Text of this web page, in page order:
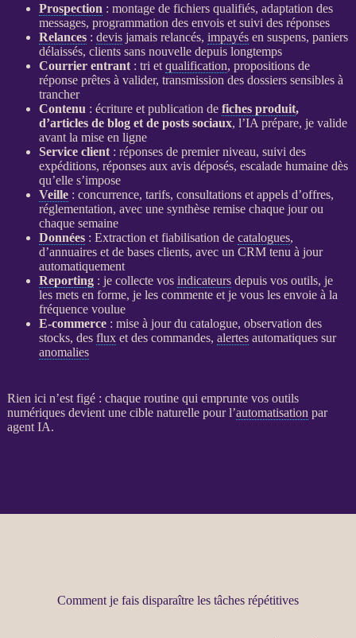
Prospection : montage de fichiers qualifiés, adaptation des
messages, programmation des envois et suivi des réponses
Relances: devisjamais relancés, impayésen suspens, paniers
délaissés, clients sans nouvelle depuis longtemps
Courrier entrant: tri et qualification, propositions de
réponse prêtes à valider, transmission des dossiers sensibles à
trancher
Contenu : écriture et publication de fiches produit,
d’articles de blog et de posts sociaux, l’IA prépare, je valide
avant la mise en ligne
Service client: réponses de premier niveau, suivi des
expéditions, réponses aux avis déposés, escalade humaine dès
qu’elle s’impose
Veille: concurrence, tarifs, consultations et appels d’offres,
réglementation, avec une synthèse remise chaque jour ou
chaque semaine
Données: Extraction et fiabilisation de catalogues,
d’annuaires et de bases clients, avec un CRMtenu à jour
automatiquement
Reporting: je collecte vos indicateursdepuis vos outils, je
les mets en forme, je les commente et je vous les envoie à la
fréquence voulue
E-commerce: mise à jour du catalogue, observation des
stocks, des fluxet des commandes, alertesautomatiques sur
anomalies
Rien ici n’est figé : chaque routine qui emprunte vos outils
numériques devient une cible naturelle pour l’automatisation par
agent IA.
Comment je fais disparaître les tâches répétitives